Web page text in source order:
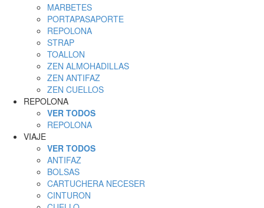
MARBETES
PORTAPASAPORTE
REPOLONA
STRAP
TOALLON
ZEN ALMOHADILLAS
ZEN ANTIFAZ
ZEN CUELLOS
REPOLONA
VER TODOS
REPOLONA
VIAJE
VER TODOS
ANTIFAZ
BOLSAS
CARTUCHERA NECESER
CINTURON